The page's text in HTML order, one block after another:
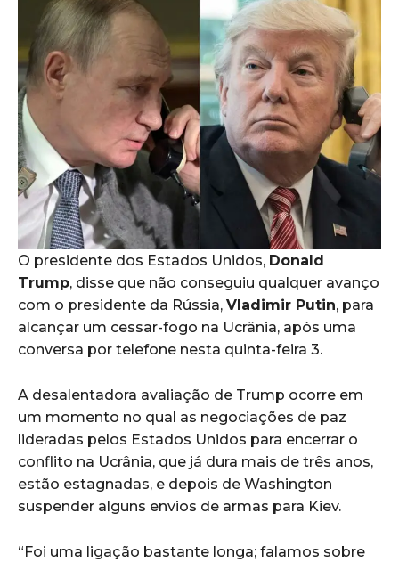
O presidente dos Estados Unidos, Donald
Trump, disse que não conseguiu qualquer avanço
com o presidente da Rússia, Vladimir Putin, para
alcançar um cessar-fogo na Ucrânia, após uma
conversa por telefone nesta quinta-feira 3.
A desalentadora avaliação de Trump ocorre em
um momento no qual as negociações de paz
lideradas pelos Estados Unidos para encerrar o
conflito na Ucrânia, que já dura mais de três anos,
estão estagnadas, e depois de Washington
suspender alguns envios de armas para Kiev.
“Foi uma ligação bastante longa; falamos sobre